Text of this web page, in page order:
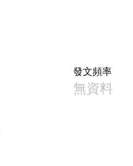
發文頻率
無資料